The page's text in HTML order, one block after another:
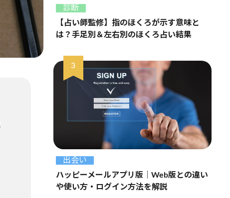
診断
【占い師監修】指のほくろが示す意味と
は？手足別＆左右別のほくろ占い結果
出会い
ハッピーメールアプリ版｜Web版との違い
や使い方・ログイン方法を解説